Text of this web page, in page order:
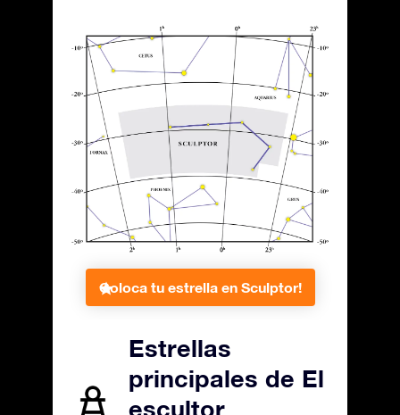
Coloca tu estrella en Sculptor!
Estrellas
principales de El
escultor